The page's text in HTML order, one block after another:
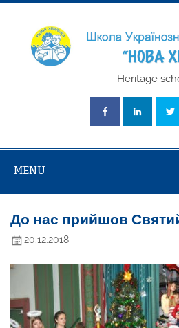
Skip
Heritage
MENU
До нас прийшов
20.12.2018